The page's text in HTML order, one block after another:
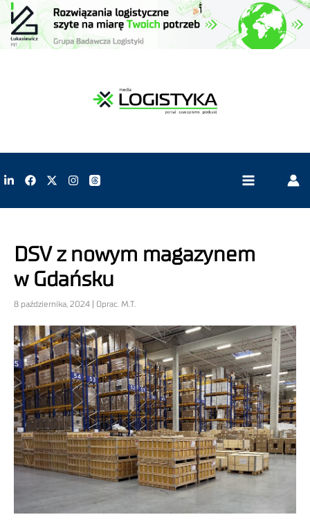
DSV z nowym magazynem
w Gdańsku
8 października, 2024 | Oprac. M.T.